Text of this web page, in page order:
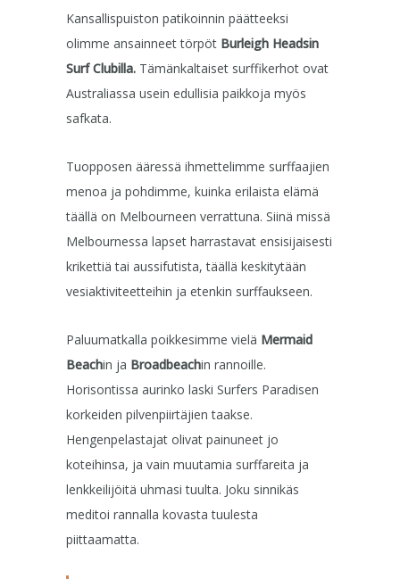
Kansallispuiston patikoinnin päätteeksi
olimme ansainneet törpöt Burleigh Headsin
Surf Clubilla. Tämänkaltaiset surffikerhot ovat
Australiassa usein edullisia paikkoja myös
safkata.
Tuopposen ääressä ihmettelimme surffaajien
menoa ja pohdimme, kuinka erilaista elämä
täällä on Melbourneen verrattuna. Siinä missä
Melbournessa lapset harrastavat ensisijaisesti
krikettiä tai aussifutista, täällä keskitytään
vesiaktiviteetteihin ja etenkin surffaukseen.
Paluumatkalla poikkesimme vielä Mermaid
Beachin ja Broadbeachin rannoille.
Horisontissa aurinko laski Surfers Paradisen
korkeiden pilvenpiirtäjien taakse.
Hengenpelastajat olivat painuneet jo
koteihinsa, ja vain muutamia surffareita ja
lenkkeilijöitä uhmasi tuulta. Joku sinnikäs
meditoi rannalla kovasta tuulesta
piittaamatta.